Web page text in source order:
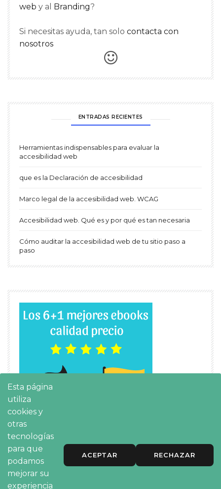
web y al Branding?
Si necesitas ayuda, tan solo contacta con
nosotros
ENTRADAS RECIENTES
Herramientas indispensables para evaluar la
accesibilidad web
que es la Declaración de accesibilidad
Marco legal de la accesibilidad web. WCAG
Accesibilidad web. Qué es y por qué es tan necesaria
Cómo auditar la accesibilidad web de tu sitio paso a
paso
Esta página
utiliza
cookies y
otras
tecnologías
para que
podamos
mejorar su
experiencia
ACEPTAR RECHAZAR